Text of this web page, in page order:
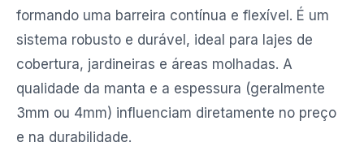
formando uma barreira contínua e flexível. É um
sistema robusto e durável, ideal para lajes de
cobertura, jardineiras e áreas molhadas. A
qualidade da manta e a espessura (geralmente
3mm ou 4mm) influenciam diretamente no preço
e na durabilidade.